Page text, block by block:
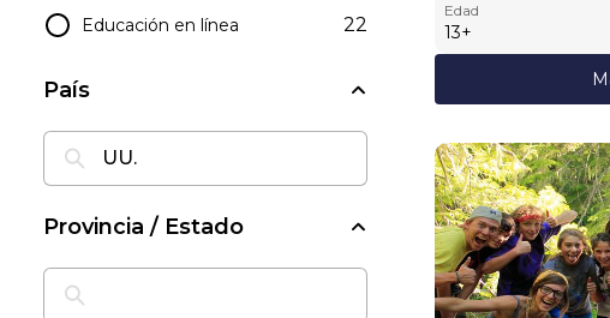
Educación en línea 22
País
Provincia / Estado
Edad
13+